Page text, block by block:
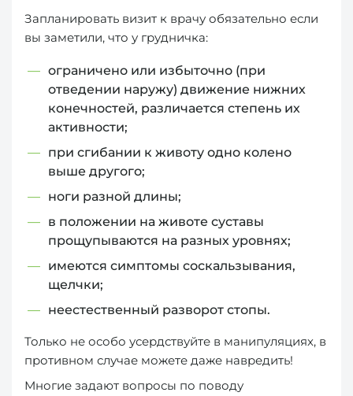
Запланировать визит к врачу обязательно если
вы заметили, что у грудничка:
ограничено или избыточно (при
отведении наружу) движение нижних
конечностей, различается степень их
активности;
при сгибании к животу одно колено
выше другого;
ноги разной длины;
в положении на животе суставы
прощупываются на разных уровнях;
имеются симптомы соскальзывания,
щелчки;
неестественный разворот стопы.
Только не особо усердствуйте в манипуляциях, в
противном случае можете даже навредить!
Многие задают вопросы по поводу